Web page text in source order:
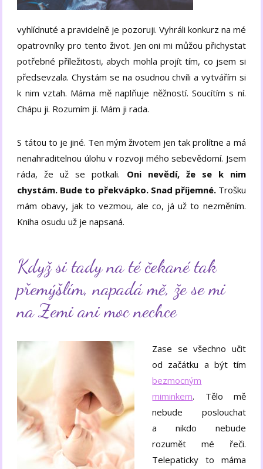
vyhlídnuté a pravidelně je pozoruji. Vyhráli konkurz na mé
opatrovníky pro tento život. Jen oni mi můžou přichystat
potřebné příležitosti, abych mohla projít tím, co jsem si
předsevzala. Chystám se na osudnou chvíli a vytvářím si
k nim vztah. Máma mě naplňuje něžností. Soucítím s ní.
Chápu ji. Rozumím jí. Mám ji rada.
S tátou to je jiné. Ten mým životem jen tak prolítne a má
nenahraditelnou úlohu v rozvoji mého sebevědomí. Jsem
ráda, že už se potkali. Oni nevědí, že se k nim
chystám. Bude to překvápko. Snad příjemné.Trošku
mám obavy, jak to vezmou, ale co, já už to nezměním.
Kniha osudu už je napsaná.
Když si tady na té čekané tak
přemýšlím, napadá mě, že se mi
na Zemi ani moc nechce
Zase se všechno učit
od začátku a být tím
bezmocným
miminkem. Tělo mě
nebude poslouchat
a nikdo nebude
rozumět mé řeči.
Telepaticky to máma